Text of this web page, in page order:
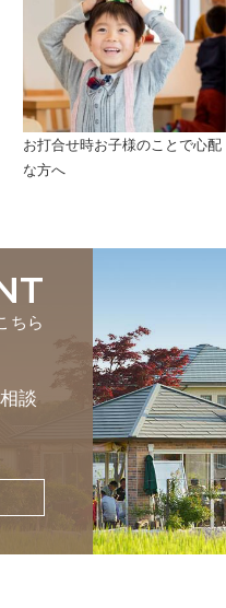
お打合せ時お子様のことで心配
な方へ
ちら
談